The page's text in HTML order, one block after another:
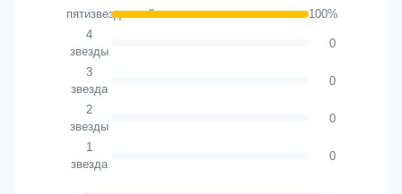
пятизвездочный
100%
4
звезды
0
3
звезда
0
2
звезды
0
1
звезда
0